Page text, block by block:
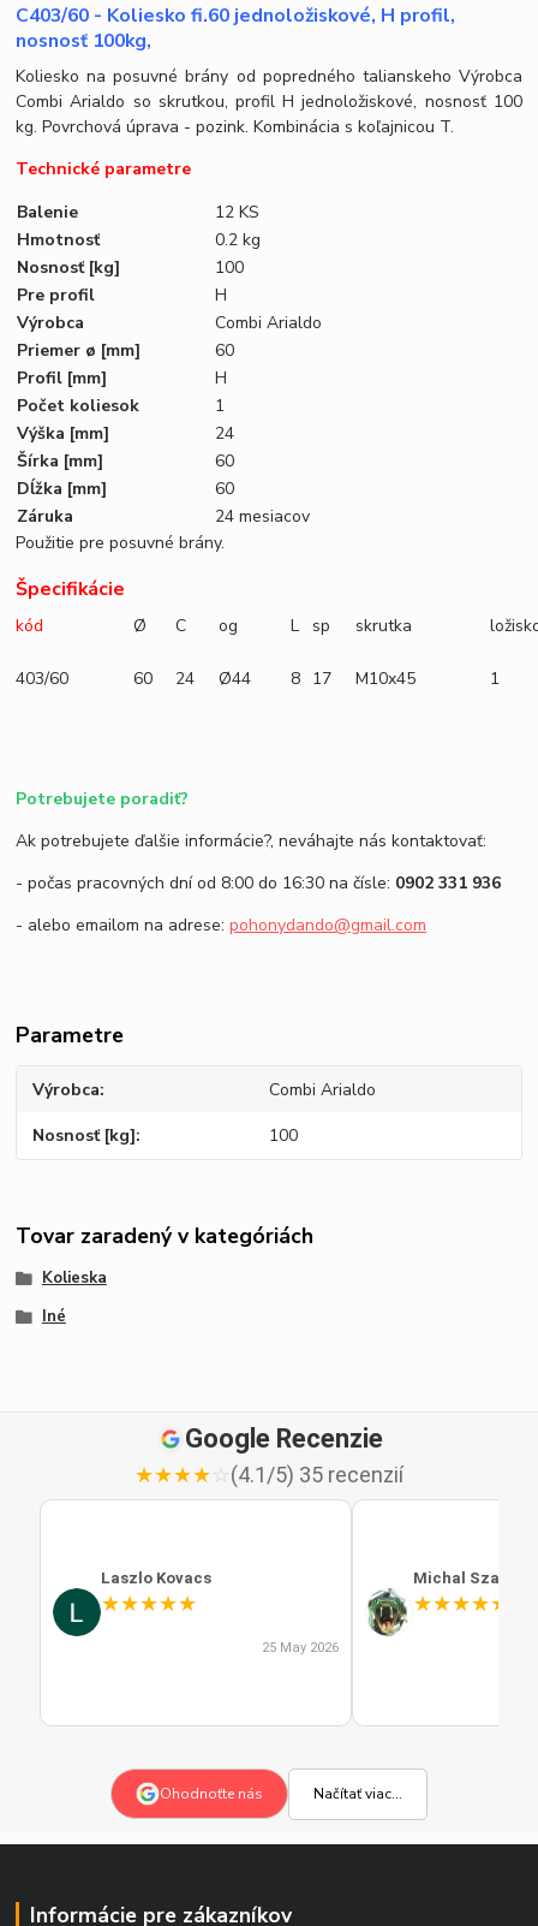
C403/60 - Koliesko fi.60 jednoložiskové, H profil,
nosnosť 100kg,
Koliesko na posuvné brány od popredného talianskeho Výrobca
Combi Arialdo so skrutkou, profil H jednoložiskové, nosnosť 100
kg. Povrchová úprava - pozink. Kombinácia s koľajnicou T.
Technické parametre
Balenie
12 KS
Hmotnosť
0.2 kg
Nosnosť [kg]
100
Pre profil
H
Výrobca
Combi Arialdo
Priemer ø [mm]
60
Profil [mm]
H
Počet koliesok
1
Výška [mm]
24
Šírka [mm]
60
Dĺžka [mm]
60
Záruka
24 mesiacov
Použitie pre posuvné brány.
Špecifikácie
kód Ø C og L sp skrutka
403/60 60 24 Ø44 8 17 M10x45 1
Potrebujete poradiť?
Ak potrebujete ďalšie informácie?, neváhajte nás kontaktovať:
- počas pracovných dní od 8:00 do 16:30 na čísle: 0902 331 936
- alebo emailom na adrese:pohonydando@gmail.com
Parametre
Výrobca Combi Arialdo
Nosnosť [kg] 100
Tovar zaradený v kategóriách
Kolieska
Iné
Google Recenzie
★★★★☆(4.1/5) 35 recenzií
Laszlo Kovacs
★★★★★
25 May 2026
Michal Szabo
★★★★★
Ohodnoťte nás Načítať viac...
Informácie pre zákazníkov